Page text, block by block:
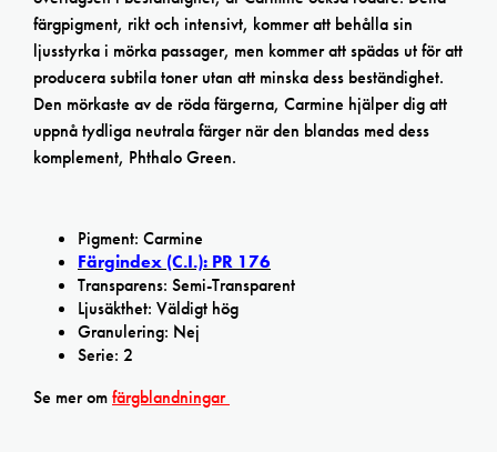
färgpigment, rikt och intensivt, kommer att behålla sin
ljusstyrka i mörka passager, men kommer att spädas ut för att
producera subtila toner utan att minska dess beständighet.
Den mörkaste av de röda färgerna, Carmine hjälper dig att
uppnå tydliga neutrala färger när den blandas med dess
komplement, Phthalo Green.
Pigment: Carmine
Färgindex (C.I.): PR 176
Transparens: Semi-Transparent
Ljusäkthet: Väldigt hög
Granulering: Nej
Serie: 2
Se mer omfärgblandningar